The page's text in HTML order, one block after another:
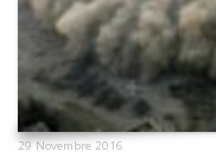
29 Novembre 2016